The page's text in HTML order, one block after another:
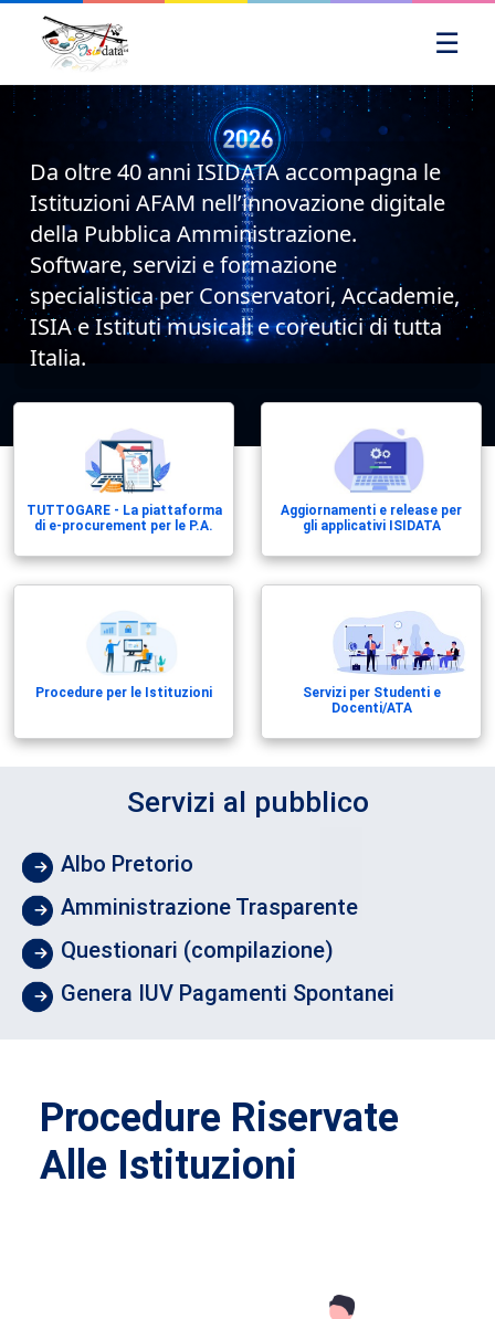
☰
Da oltre 40 anni ISIDATA accompagna le
Istituzioni AFAM nell’innovazione digitale
della Pubblica Amministrazione.
Software, servizi e formazione
specialistica per Conservatori, Accademie,
ISIA e Istituti musicali e coreutici di tutta
Italia.
TUTTOGARE - La piattaforma
di e-procurement per le P.A.
Aggiornamenti e release per
gli applicativi ISIDATA
Procedure per le Istituzioni
Servizi per Studenti e
Docenti/ATA
Servizi al pubblico
Albo Pretorio
Amministrazione Trasparente
Questionari (compilazione)
Genera IUV Pagamenti Spontanei
Procedure Riservate
Alle Istituzioni